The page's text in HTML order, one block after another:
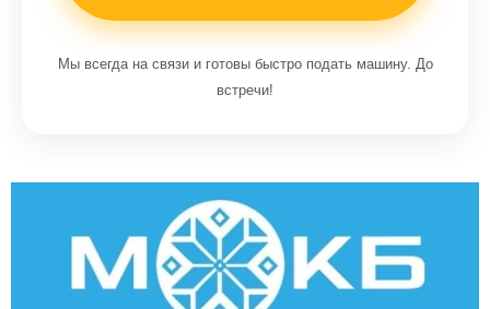
Мы всегда на связи и готовы быстро подать машину. До
встречи!